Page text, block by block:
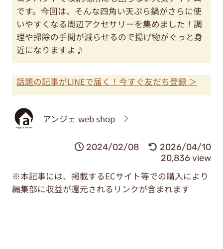
です。今回は、そんな四角い天ぷら鍋がさらに使
いやすくなる周辺アクセサリーを集めました！調
理や掃除の手間が減らせるので揚げ物がぐっと身
近になりますよ♪
話題の記事がLINEで届く！今すぐ友だち登録 ＞
アンジェ web shop
2024/02/08
2026/04/10
20,836 view
※本記事には、掲載するECサイト等での購入により
編集部に収益が還元されるリンクが含まれます